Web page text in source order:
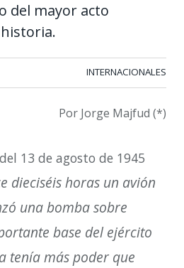
del mayor acto
INTERNACIONALES
Por Jorge Majfud (*)
del 13 de agosto de 1945
dieciséis horas un avión
una bomba sobre
base del ejército
tenía más poder que